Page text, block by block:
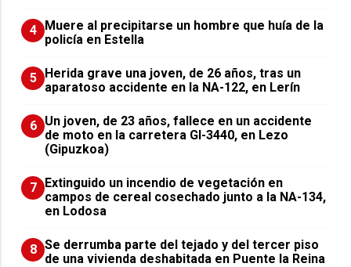
4 Muere al precipitarse un hombre que huía de la
policía en Estella
5 Herida grave una joven, de 26 años, tras un
aparatoso accidente en la NA-122, en Lerín
6 Un joven, de 23 años, fallece en un accidente
de moto en la carretera GI-3440, en Lezo
(Gipuzkoa)
7 Extinguido un incendio de vegetación en
campos de cereal cosechado junto a la NA-134,
en Lodosa
8 Se derrumba parte del tejado y del tercer piso
de una vivienda deshabitada en Puente la Reina